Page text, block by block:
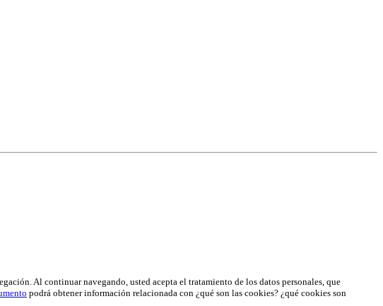
Al continuar navegando, usted acepta el tratamiento de los datos personales, que
podrá obtener información relacionada con ¿qué son las cookies? ¿qué cookies son